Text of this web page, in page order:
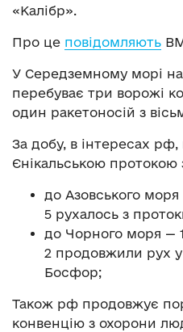
«Калібр».
Про це повідомляють
У Середземному морі
перебуває три ворожі
один ракетоносій з
За добу, в інтересах
Єнікальською протокою
до Азовського
5 рухалось з
до Чорного моря —
2 продовжили рух
Босфор;
Також рф продовжує
конвенцію з охорони